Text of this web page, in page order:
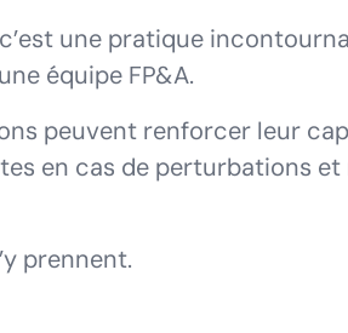
une pratique
équipe FP&A.
peuvent renforcer leur
en cas de perturbations et
prennent.